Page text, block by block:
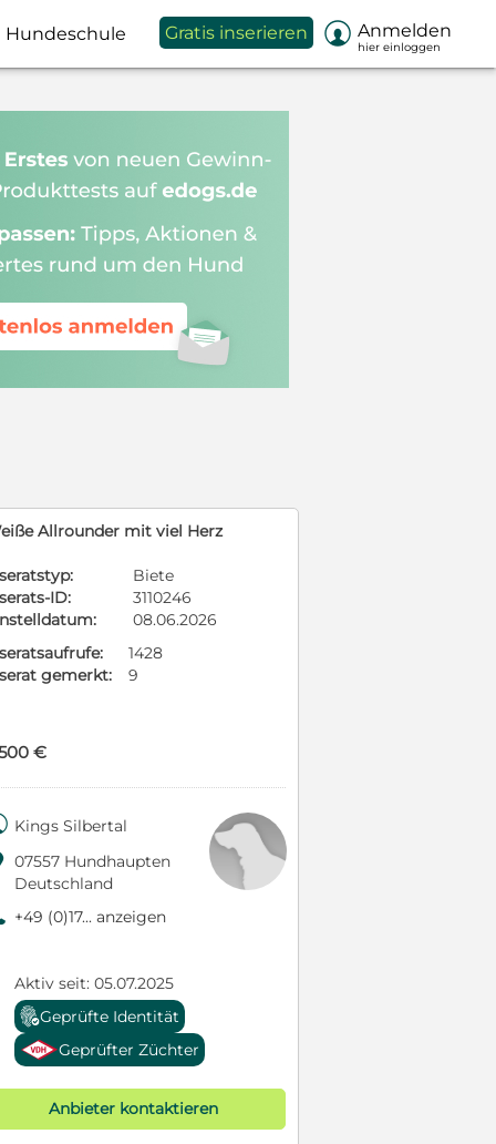
Hundeschule Gratis inserieren  Anmelden
hier einloggen
Allrounder mit viel Herz
Biete
ID:
3110246
08.06.2026
1428
gemerkt:
9
€
Kings Silbertal
07557 Hundhaupten
Deutschland
+49 (0)17... anzeigen
Aktiv seit: 05.07.2025
Geprüfte Identität
Geprüfter Züchter
Anbieter kontaktieren